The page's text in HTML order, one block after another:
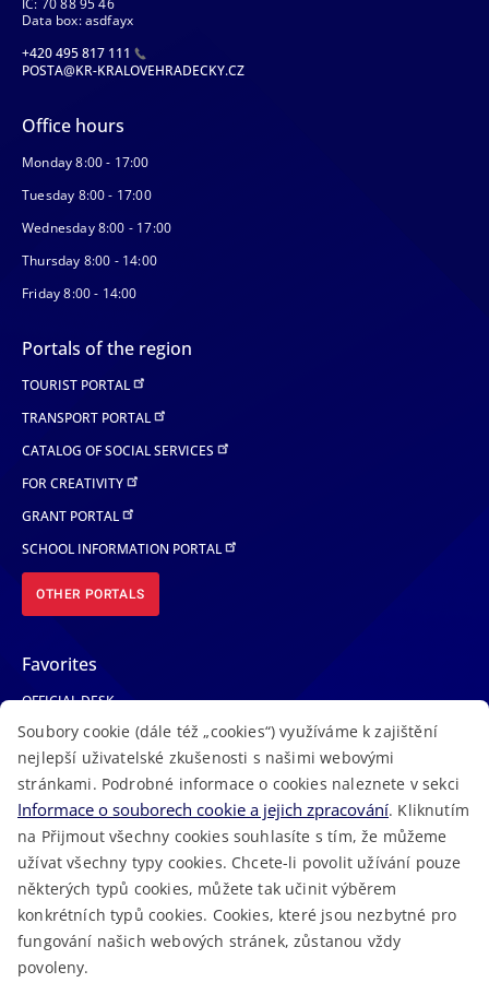
Data box: asdfayx
+420 495 817 111
POSTA@KR-KRALOVEHRADECKY.CZ
Office hours
Monday 8:00 - 17:00
Tuesday 8:00 - 17:00
Wednesday 8:00 - 17:00
Thursday 8:00 - 14:00
Friday 8:00 - 14:00
Portals of the region
TOURIST PORTAL
TRANSPORT PORTAL
CATALOG OF SOCIAL SERVICES
FOR CREATIVITY
GRANT PORTAL
SCHOOL INFORMATION PORTAL
OTHER PORTALS
Favorites
OFFICIAL DESK
PHONE BOOK
MEDICAL EMERGENCY
VACANCIES
NEWS
2023 © Královehradecký kraj • Created atMacron Software
Soubory cookie (dále též „cookies“) využíváme k zajištění
nejlepší uživatelské zkušenosti s našimi webovými
stránkami. Podrobné informace o cookies naleznete v sekci
Informace o souborech cookie a jejich zpracování. Kliknutím
na Přijmout všechny cookies souhlasíte s tím, že můžeme
užívat všechny typy cookies. Chcete-li povolit užívání pouze
některých typů cookies, můžete tak učinit výběrem
konkrétních typů cookies. Cookies, které jsou nezbytné pro
fungování našich webových stránek, zůstanou vždy
povoleny.